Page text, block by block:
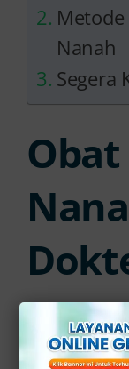
Nanah
Segera
Cara
apakah